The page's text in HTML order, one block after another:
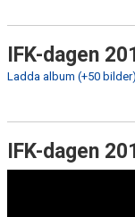
IFK-dagen
Ladda album (+50
IFK-dagen